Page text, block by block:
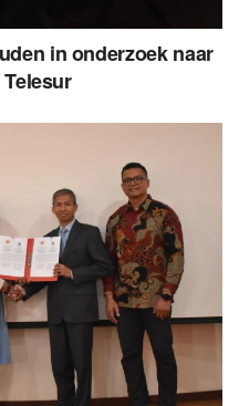
in onderzoek naar